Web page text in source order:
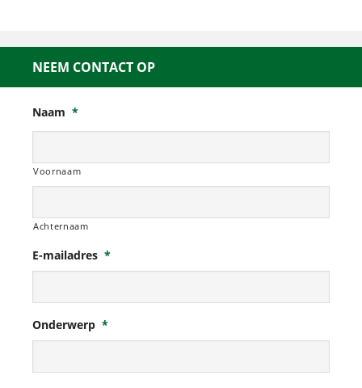
NEEM CONTACT OP
Naam *
Voornaam
Achternaam
E-mailadres *
Onderwerp *